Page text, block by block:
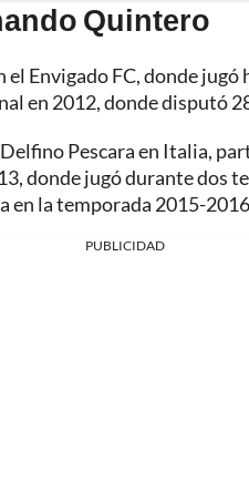
Quintero
Envigado FC, donde
en 2012, donde disputó
Pescara en Italia,
donde jugó durante dos
en la temporada 2015-
PUBLICIDAD